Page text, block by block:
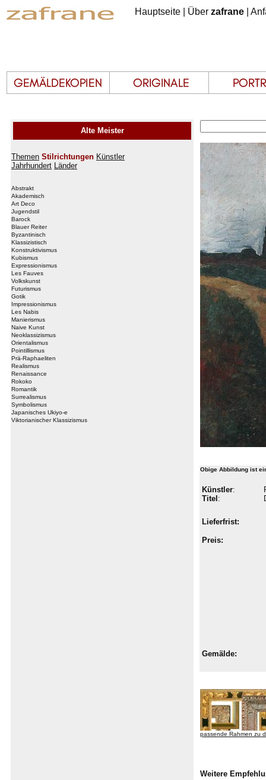
Hauptseite Über zafrane
Alte Meister
Themen Stilrichtungen Künstler
Jahrhundert Länder
Abstrakt
Akademisch
Art Deco
Jugendstil
Barock
Blauer Reiter
Byzantinisch
Klassizistisch
Konstruktivismus
Kubismus
Expressionismus
Les Fauves
Volkskunst
Futurismus
Gotik
Impressionismus
Les Nabis
Manierismus
Naive Kunst
Neoklassizismus
Orientalismus
Pointillismus
Prä-Raphaeliten
Realismus
Renaissance
Rokoko
Romantik
Surrealismus
Symbolismus
Japanisches Ukiyo-e
Viktorianischer Klassizismus
Obige Abbildung ist
Künstler:
Titel :
Lieferfrist:
Preis:
Gemälde:
passende Rahmen zu
Weitere